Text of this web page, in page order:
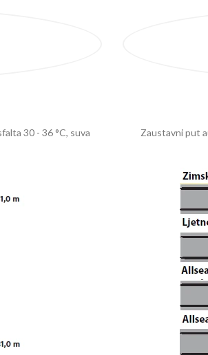
30 - 36 °C, suva
Zaustavni put